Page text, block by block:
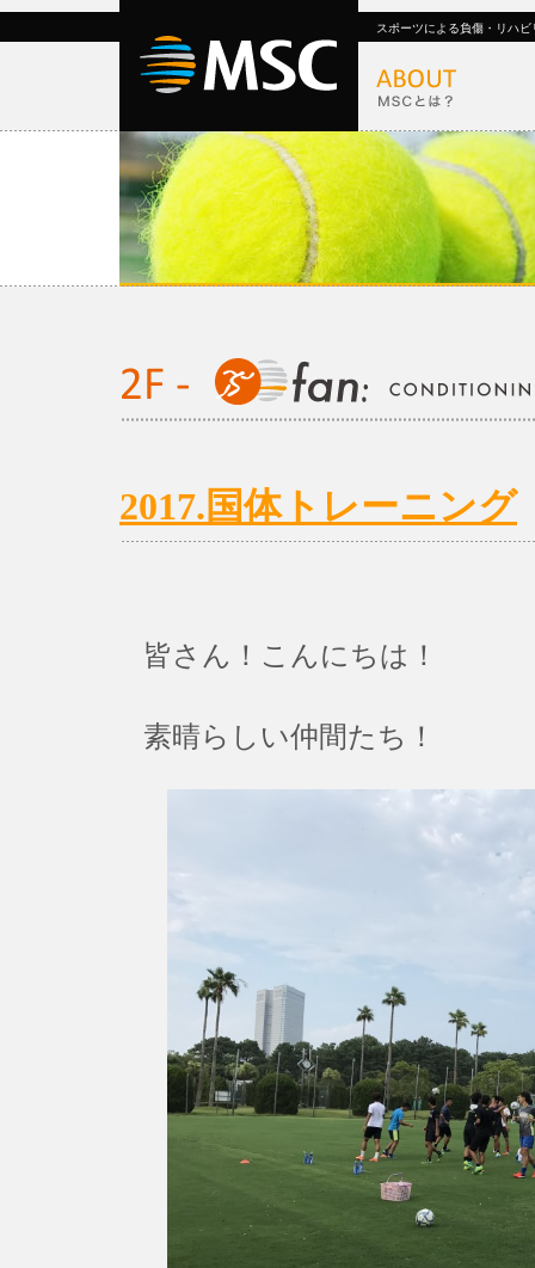
スポーツによる負傷・リハ
2017.国体トレーニング
皆さん！こんにちは！
素晴らしい仲間たち！